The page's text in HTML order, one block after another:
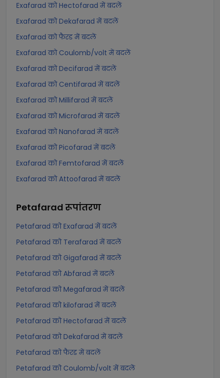
Exafarad को Hectofarad में बदलें
Exafarad को Dekafarad में बदलें
Exafarad को फैरड में बदलें
Exafarad को Coulomb/volt में बदलें
Exafarad को Decifarad में बदलें
Exafarad को Centifarad में बदलें
Exafarad को Millifarad में बदलें
Exafarad को Microfarad में बदलें
Exafarad को Nanofarad में बदलें
Exafarad को Picofarad में बदलें
Exafarad को Femtofarad में बदलें
Exafarad को Attoofarad में बदलें
Petafarad रूपांतरण
Petafarad को Exafarad में बदलें
Petafarad को Terafarad में बदलें
Petafarad को Gigafarad में बदलें
Petafarad को Abfarad में बदलें
Petafarad को Megafarad में बदलें
Petafarad को kilofarad में बदलें
Petafarad को Hectofarad में बदलें
Petafarad को Dekafarad में बदलें
Petafarad को फैरड में बदलें
Petafarad को Coulomb/volt में बदलें